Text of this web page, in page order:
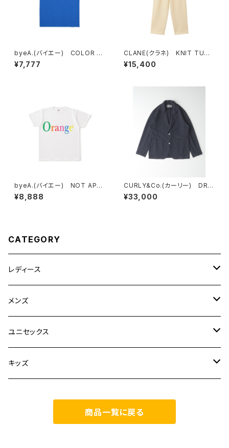
byeA.(バイエー) COLOR T
EE
¥7,777
CLANE(クラネ) KNIT TUCK
PANTS
¥15,400
byeA.(バイエー) NOT APPL
E TEE
¥8,888
CURLY&Co.(カーリー) DRY
MESH JACKET
¥33,000
CATEGORY
レディース
CLANE
TOPS
BOTTOMS
TEN.
ETRE TOKYO
メンズ
FUJITO
TOPS
CURLY
ユニセックス
20/80
キッズ
商品一覧に戻る